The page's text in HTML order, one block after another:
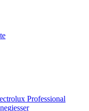
Professional